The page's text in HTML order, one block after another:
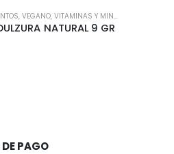
, VEGANO, VITAMINAS Y MINERALES
NATURAL 9 GR
PAGO